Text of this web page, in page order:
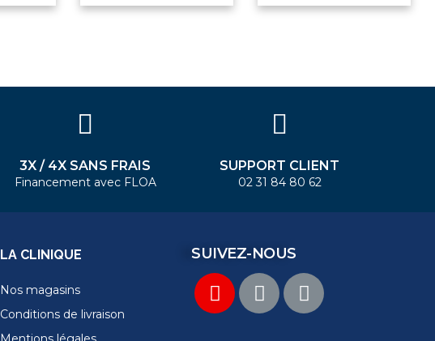
3X / 4X SANS FRAIS
Financement avec FLOA
SUPPORT CLIENT
02 31 84 80 62
LA CLINIQUE
Nos magasins
Conditions de livraison
SUIVEZ-NOUS